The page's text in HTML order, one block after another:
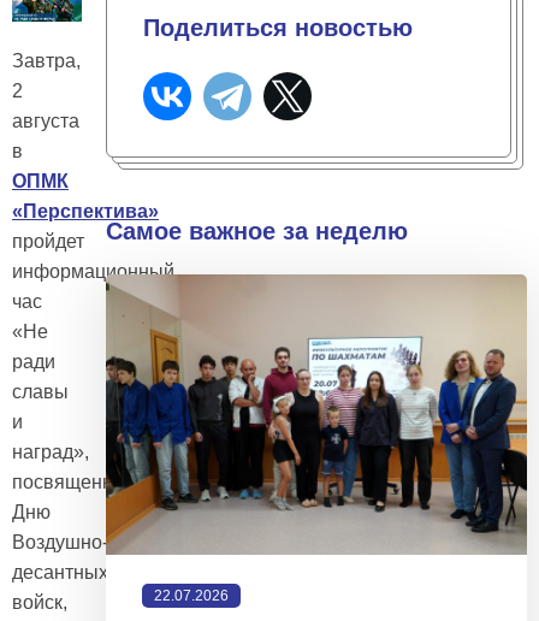
Завтра,
2
августа
в
ОПМК
«Перспектива»
пройдет
информационный
час
«Не
ради
славы
и
наград»,
посвященный
Дню
Воздушно-
десантных
войск,
Поделиться новостью
Самое важное за неделю
22.07.2026